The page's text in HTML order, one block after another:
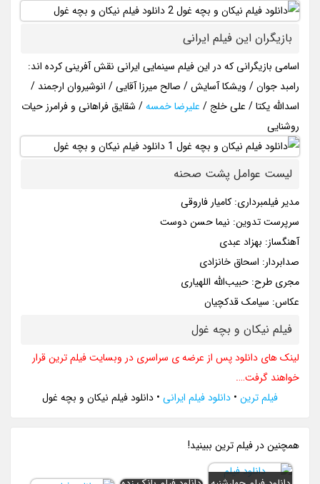
بازیگران این فیلم ایرانی
اسامی بازیگرانی که در این فیلم سینمایی ایرانی نقش آفرینی کرده اند:
رامبد جوان / ویشکا آسایش / صالح میرزا آقایی / انوشیروان ارجمند /
اسدالله یکتا / علی خلج / علیرضا خمسه/ شقایق فراهانی و فرامرز حیات
روشنایی
لیست عوامل پشت صحنه
مدیر فیلمبرداری: کامیار فاروقی
سرپرست تدوین: نیما حسن دوست
آهنگساز: بهزاد عبدی
صدابردار: اسحاق خانزادی
مجری طرح: حبیب‌الله اللهیاری
عکاس: سیامک قدکچیان
فیلم نیکان و بچه غول
لینک های دانلود پس از عرضه ی سراسری در وبسایت فیلم ترین قرار
خواهند گرفت….
فیلم ترین • دانلود فیلم ایرانی • دانلود فیلم نیکان و بچه غول
همچنين در فيلم ترين ببينيد!